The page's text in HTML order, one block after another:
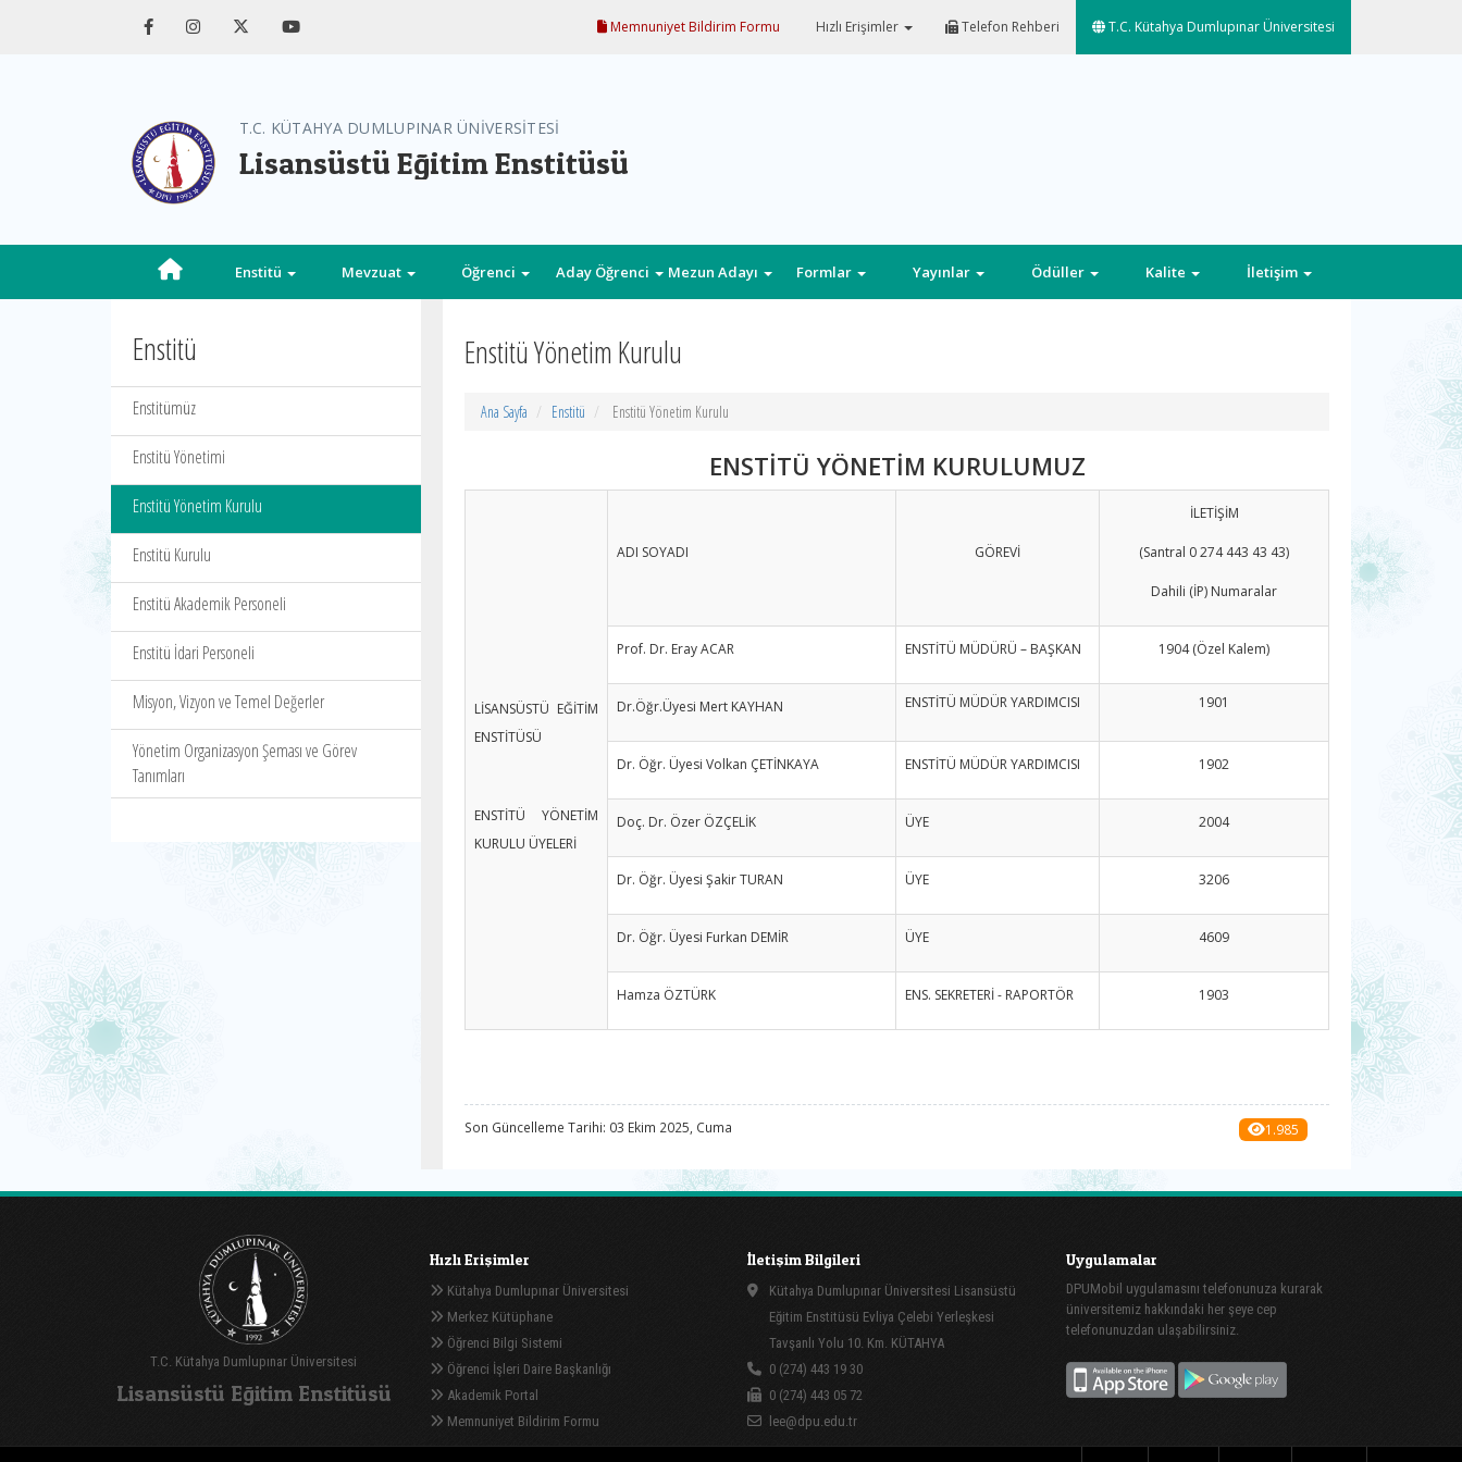
Memnuniyet Bildirim Formu Hızlı Erişimler Telefon Rehberi T.C. Kütahya Dumlupınar Üniversitesi
T.C. KÜTAHYA DUMLUPINAR ÜNİVERSİTESİ
Lisansüstü Eğitim Enstitüsü
Enstitü Mevzuat Öğrenci Aday Öğrenci Mezun Adayı Formlar Yayınlar Ödüller Kalite İletişim
Enstitü
Enstitümüz
Enstitü Yönetimi
Enstitü Yönetim Kurulu
Enstitü Kurulu
Enstitü Akademik Personeli
Enstitü İdari Personeli
Misyon, Vizyon ve Temel Değerler
Yönetim Organizasyon Şeması ve Görev
Tanımları
Enstitü Yönetim Kurulu
Ana Sayfa Enstitü Enstitü Yönetim Kurulu
ENSTİTÜ YÖNETİM KURULUMUZ
LİSANSÜSTÜ EĞİTİM
ENSTİTÜSÜ
ENSTİTÜ YÖNETİM
KURULU ÜYELERİ
ADI SOYADI GÖREVİ
İLETİŞİM
(Santral 0 274 443 43 43)
Dahili (İP) Numaralar
Prof. Dr. Eray ACAR ENSTİTÜ MÜDÜRÜ – BAŞKAN 1904 (Özel Kalem)
Dr.Öğr.Üyesi Mert KAYHAN ENSTİTÜ MÜDÜR YARDIMCISI 1901
Dr. Öğr. Üyesi Volkan ÇETİNKAYA ENSTİTÜ MÜDÜR YARDIMCISI 1902
Doç. Dr. Özer ÖZÇELİK ÜYE 2004
Dr. Öğr. Üyesi Şakir TURAN ÜYE 3206
Dr. Öğr. Üyesi Furkan DEMİR ÜYE 4609
Hamza ÖZTÜRK ENS. SEKRETERİ - RAPORTÖR 1903
Son Güncelleme Tarihi: 03 Ekim 2025, Cuma 1.985
T.C. Kütahya Dumlupınar Üniversitesi
Lisansüstü Eğitim Enstitüsü
Hızlı Erişimler
Kütahya Dumlupınar Üniversitesi
Merkez Kütüphane
Öğrenci Bilgi Sistemi
Öğrenci İşleri Daire Başkanlığı
Akademik Portal
Memnuniyet Bildirim Formu
İletişim Bilgileri
Kütahya Dumlupınar Üniversitesi Lisansüstü
Eğitim Enstitüsü Evliya Çelebi Yerleşkesi
Tavşanlı Yolu 10. Km. KÜTAHYA
0 (274) 443 19 30
0 (274) 443 05 72
lee@dpu.edu.tr
Uygulamalar
DPUMobil uygulamasını telefonunuza kurarak
üniversitemiz hakkındaki her şeye cep
telefonunuzdan ulaşabilirsiniz.